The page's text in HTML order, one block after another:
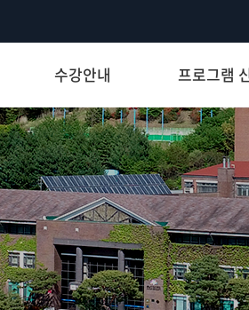
수강안내 프로그램